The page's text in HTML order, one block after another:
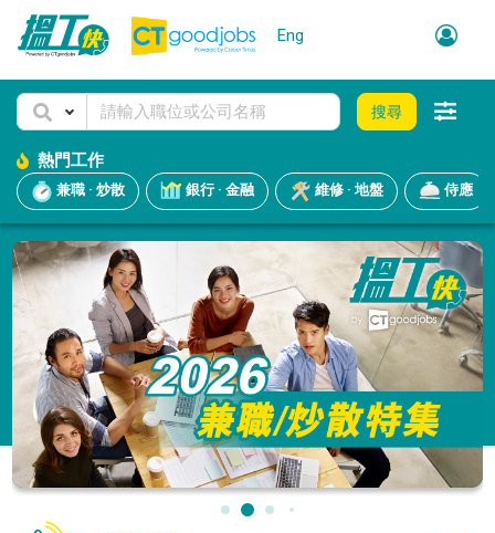
Eng
搜尋
熱門工作
兼職 · 炒散 銀行 · 金融 維修 · 地盤 侍應